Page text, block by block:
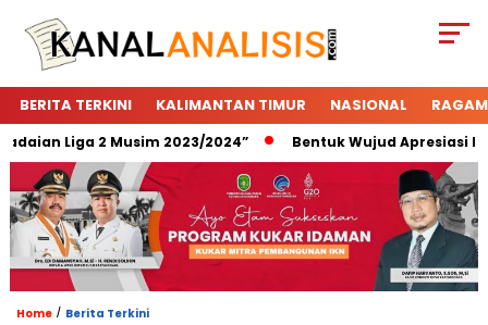
BERITA TERKINI KALIMANTAN TIMUR NASIONAL RAGAM
Liga 2 Musim 2023/2024” Bentuk Wujud Apresiasi
Home / Berita Terkini